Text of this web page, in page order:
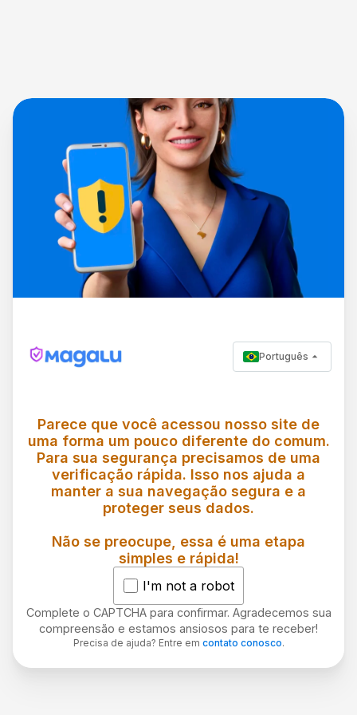
Português
Parece que você acessou nosso site de
uma forma um pouco diferente do comum.
Para sua segurança precisamos de uma
verificação rápida. Isso nos ajuda a
manter a sua navegação segura e a
proteger seus dados.
Não se preocupe, essa é uma etapa
simples e rápida!
I'm not a robot
Complete o CAPTCHA para confirmar. Agradecemos sua
compreensão e estamos ansiosos para te receber!
Precisa de ajuda? Entre em contato conosco.